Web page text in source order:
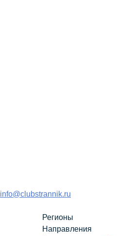
info@clubstrannik.ru
Регионы
Направления